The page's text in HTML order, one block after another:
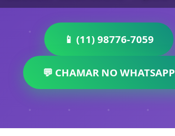
📱 (11) 98776-7059
💬 CHAMAR NO WHATSAPP